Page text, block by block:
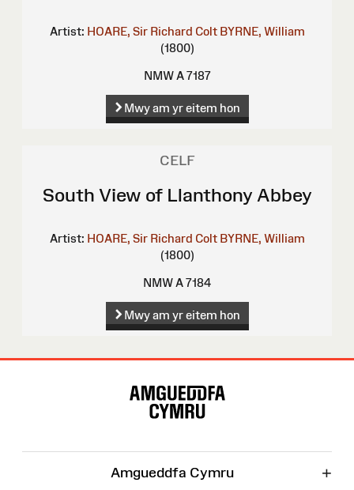
Artist: HOARE, Sir Richard Colt BYRNE, William
(1800)
NMW A 7187
Mwy am yr eitem hon
CELF
South View of Llanthony Abbey
Artist: HOARE, Sir Richard Colt BYRNE, William
(1800)
NMW A 7184
Mwy am yr eitem hon
Amgueddfa Cymru +